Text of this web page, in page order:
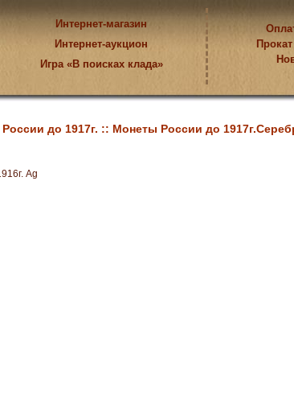
Интернет-магазин
Интернет-аукцион
Игра «В поисках клада»
до 1917г. :: Монеты России до
Ag